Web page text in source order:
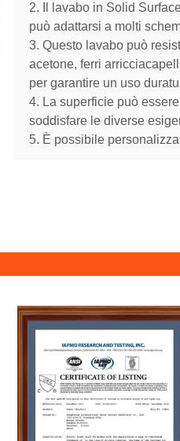
2. Il lavabo in Solid
può adattarsi a molti
3. Questo lavabo può
acetone, ferri
per garantire un uso
4. La superficie può
soddisfare le diverse
5. È possibile